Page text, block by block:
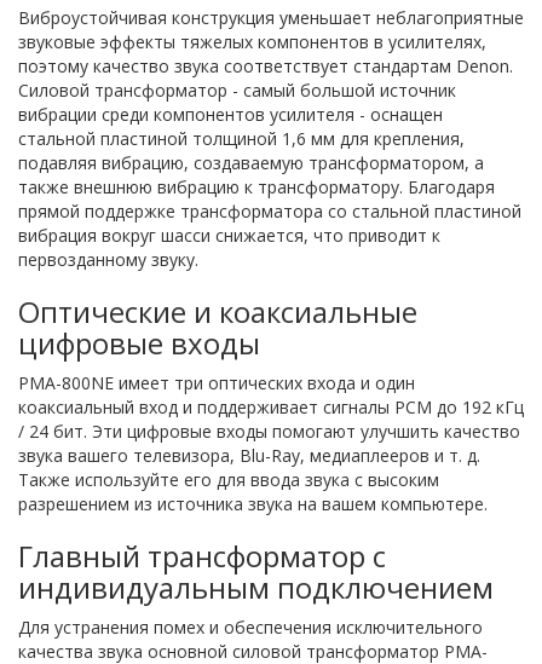
Виброустойчивая конструкция уменьшает неблагоприятные
звуковые эффекты тяжелых компонентов в усилителях,
поэтому качество звука соответствует стандартам Denon.
Силовой трансформатор - самый большой источник
вибрации среди компонентов усилителя - оснащен
стальной пластиной толщиной 1,6 мм для крепления,
подавляя вибрацию, создаваемую трансформатором, а
также внешнюю вибрацию к трансформатору. Благодаря
прямой поддержке трансформатора со стальной пластиной
вибрация вокруг шасси снижается, что приводит к
первозданному звуку.
Оптические и коаксиальные
цифровые входы
PMA-800NE имеет три оптических входа и один
коаксиальный вход и поддерживает сигналы PCM до 192 кГц
/ 24 бит. Эти цифровые входы помогают улучшить качество
звука вашего телевизора, Blu-Ray, медиаплееров и т. д.
Также используйте его для ввода звука с высоким
разрешением из источника звука на вашем компьютере.
Главный трансформатор с
индивидуальным подключением
Для устранения помех и обеспечения исключительного
качества звука основной силовой трансформатор PMA-